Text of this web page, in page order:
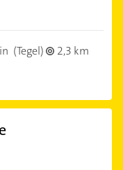
(Tegel)
2,3 km